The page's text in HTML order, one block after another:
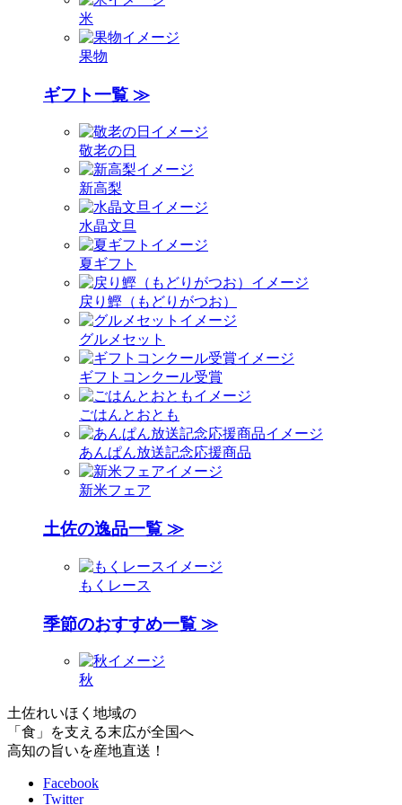
米
果物
ギフト一覧 ≫
敬老の日
新高梨
水晶文旦
夏ギフト
戻り鰹（もどりがつお）
グルメセット
ギフトコンクール受賞
ごはんとおとも
あんぱん放送記念応援商品
新米フェア
土佐の逸品一覧 ≫
もくレース
季節のおすすめ一覧 ≫
秋
土佐れいほく地域の
「食」を支える末広が全国へ
高知の旨いを産地直送！
Facebook
Twitter